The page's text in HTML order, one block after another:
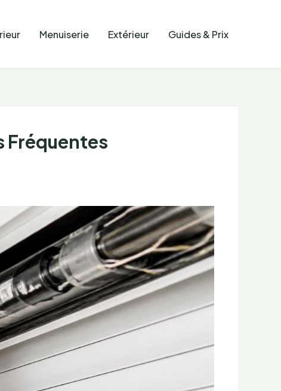
Menuiserie Extérieur Guides & Prix
Fréquentes